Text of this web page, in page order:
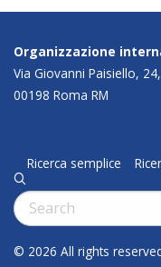
Organizzazione
Via Giovanni Paisiello, 24,
00198 Roma RM
Ricerca semplice
q
Cerca:
© 2026 All rights